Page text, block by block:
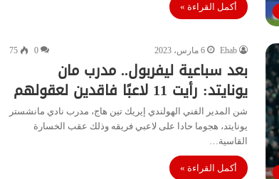
أكمل القراءة »
Ehab 6 مارس، 2023 0
75
بعد سباعية ليفربول.. مدرب مان
يونايتد: رأيت 11 لاعبًا فاقدين لعقولهم
شن المدير الفني الهولندي إيريك تين هاج، مدرب نادي مانشستر
يونايتد، هجوما حادا على لاعبي فريقه وذلك عقب الخسارة
القاسية…
أكمل القراءة »